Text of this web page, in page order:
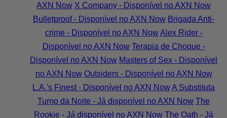
AXN Now X Company - Disponível no AXN Now
Bulletproof - Disponível no AXN Now Brigada Anti-
crime - Disponível no AXN Now Alex Rider -
Disponível no AXN Now Terapia de Choque -
Disponível no AXN Now Masters of Sex - Disponível
no AXN Now Outsiders - Disponível no AXN Now
L.A.'s Finest - Disponível no AXN NowA Substituta
Turno da Noite - Já disponível no AXN Now The
Rookie - Já disponível no AXN Now The Oath - Já